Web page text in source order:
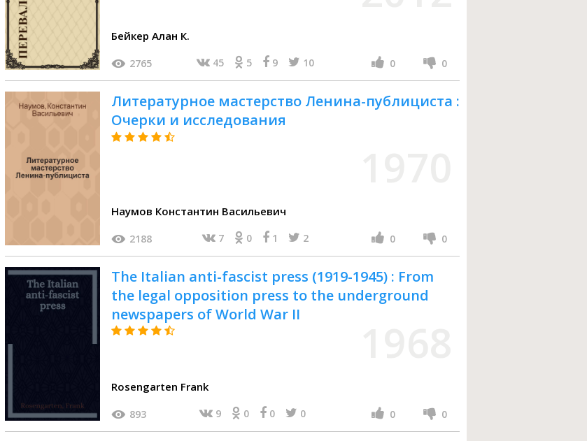
Бейкер Алан К.
2765 45 5 9 10 0 0
Литературное мастерство Ленина-публициста :
Очерки и исследования
Наумов Константин Васильевич
2188 7 0 1 2 0 0
The Italian anti-fascist press (1919-1945) : From
the legal opposition press to the underground
newspapers of World War II
Rosengarten Frank
893 9 0 0 0 0 0